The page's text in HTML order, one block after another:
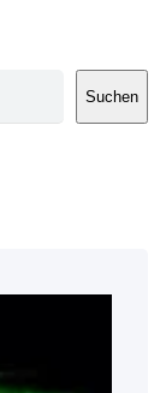
Suchen